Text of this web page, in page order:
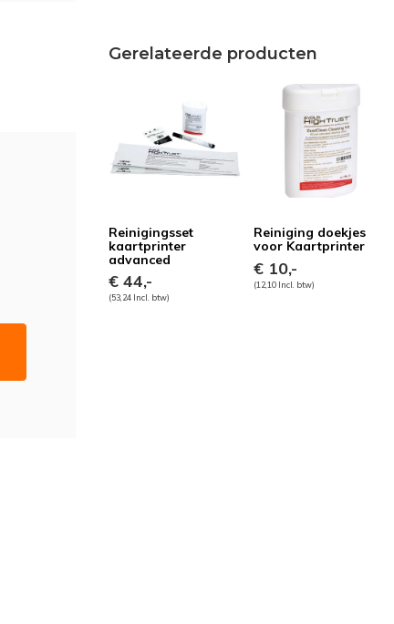
Gerelateerde producten
Reinigingsset
kaartprinter
advanced
€ 44,-
(53,24 Incl. btw)
Reiniging doekjes
voor Kaartprinter
€ 10,-
(12,10 Incl. btw)